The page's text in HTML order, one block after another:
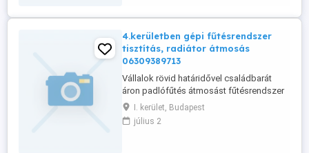
4.kerületben gépi fűtésrendszer
tisztítás, radiátor átmosás
06309389713
Vállalok rövid határidővel családbarát
áron padlófűtés átmosást fűtésrendszer
tisztítást géppel.
I. kerület, Budapest
július 2